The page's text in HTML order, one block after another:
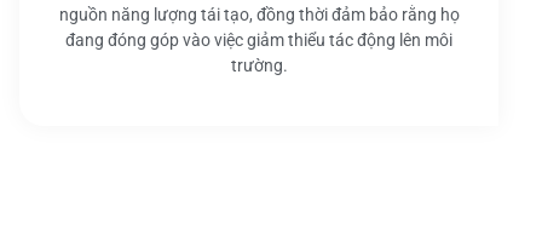
nguồn năng lượng tái tạo, đồng thời đảm bảo rằng họ
đang đóng góp vào việc giảm thiểu tác động lên môi
trường.